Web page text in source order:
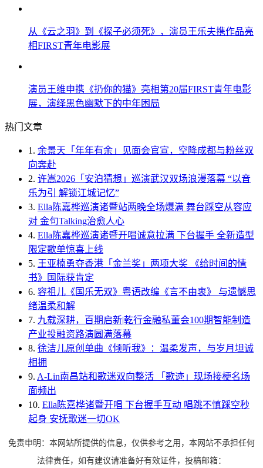
从《云之羽》到《探子必须死》，演员王乐夫携作品亮
相FIRST青年电影展
演员王维申携《扔你的猫》亮相第20届FIRST青年电影
展，演绎黑色幽默下的中年困局
热门文章
1. 余景天「年年有余」见面会官宣，空降成都与粉丝双
向奔赴
2. 许嵩2026「安泊猜想」巡演武汉双场浪漫落幕 “以音
乐为引 解锁江城记忆”
3. Ella陈嘉桦巡演诸暨站两晚全场爆满 舞台踩空从容应
对 金句Talking治愈人心
4. Ella陈嘉桦巡演诸暨开唱诚意拉满 下台握手 全新造型
限定歌单惊喜上线
5. 王亚楠勇夺香港「金兰奖」两项大奖 《给时间的情
书》国际获肯定
6. 容祖儿《国乐无双》粤语改编《言不由衷》 与遗憾思
绪温柔和解
7. 九载深耕，百期启新|乾行金融私董会100期智能制造
产业投融资路演圆满落幕
8. 徐洁儿原创单曲《倾听我》：温柔发声，与岁月坦诚
相拥
9. A-Lin南昌站和歌迷双向整活 「歌迹」现场接梗名场
面频出
10. Ella陈嘉桦诸暨开唱 下台握手互动 唱跳不慎踩空秒
起身 安抚歌迷一切OK
免责申明：本网站所提供的信息，仅供参考之用，本网站不承担任何
法律责任，如有建议请准备好有效证件，投稿邮箱：